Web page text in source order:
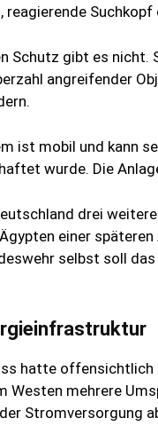
Suchkopf
Schutz gibt es nicht.
angreifender
ist mobil und kann
wurde. Die
drei
einer
selbst soll
hatte
Westen mehrere
Stromversorgung